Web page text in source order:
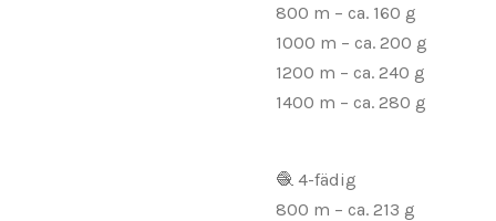
800 m – ca. 160 g
1000 m – ca. 200 g
1200 m – ca. 240 g
1400 m – ca. 280 g
🧶 4-fädig
800 m – ca. 213 g